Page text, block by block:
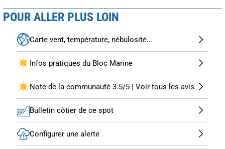
POUR ALLER PLUS LOIN
Carte vent, température, nébulosité...
Infos pratiques du Bloc Marine
Note de la communauté 3.5/5 | Voir tous les avis
Bulletin côtier de ce spot
Configurer une alerte